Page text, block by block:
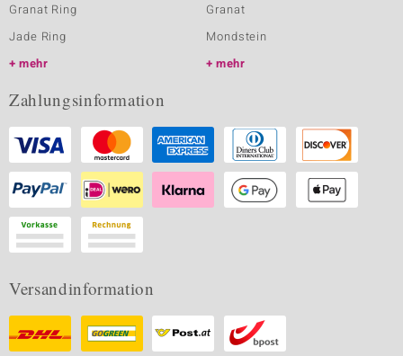
Granat Ring
Jade Ring
mehr
Granat
Mondstein
mehr
Zahlungsinformation
Versandinformation